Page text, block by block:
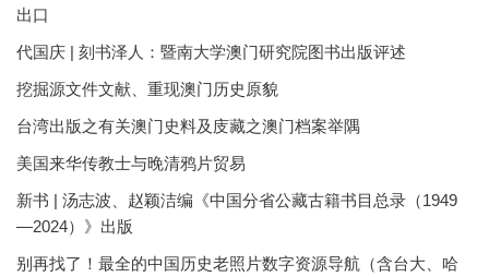
出口
代国庆 | 刻书泽人：暨南大学澳门研究院图书出版评述
挖掘源文件文献、重现澳门历史原貌
台湾出版之有关澳门史料及庋藏之澳门档案举隅
美国来华传教士与晚清鸦片贸易
新书 | 汤志波、赵颖洁编《中国分省公藏古籍书目总录（1949
—2024）》出版
别再找了！最全的中国历史老照片数字资源导航（含台大、哈